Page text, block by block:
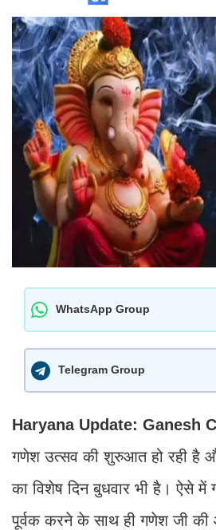
WhatsApp Group
Telegram Group
Haryana Update: Ganesh
गणेश उत्सव की शुरुआत हो रही है
का विशेष दिन बुधवार भी है। ऐसे में
पूर्वक करने के साथ ही गणेश जी